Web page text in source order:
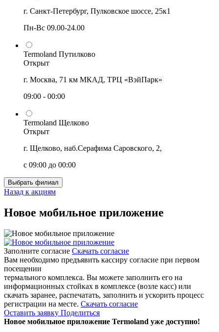
г. Санкт-Петербург, Пулковское шоссе, 25к1
Пн-Вс 09.00-24.00
Termoland Путилково
Открыт
г. Москва, 71 км МКАД, ТРЦ «ВэйПарк»
09:00 - 00:00
Termoland Щелково
Открыт
г. Щелково, наб.Серафима Саровского, 2,
с 09:00 до 00:00
Выбрать филиал
Назад к акциям
Новое мобильное приложение
Заполните согласие Скачать согласие
Вам необходимо предъявить кассиру согласие при первом
посещении
термального комплекса. Вы можете заполнить его на
информационных стойках в комплексе (возле касс) или
скачать заранее, распечатать, заполнить и ускорить процесс
регистрации на месте. Скачать согласие
Оставить заявку Поделиться
Новое мобильное приложение Termoland уже доступно!